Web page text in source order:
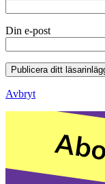
Din e-post
Publicera ditt
Avbryt